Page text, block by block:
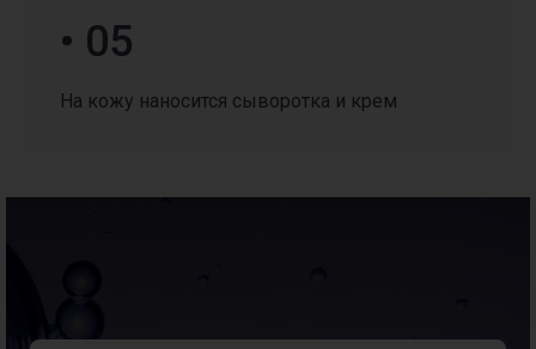
• 05
На кожу наносится сыворотка и крем
Ваше имя*
согласие на получение рекламной и информационной